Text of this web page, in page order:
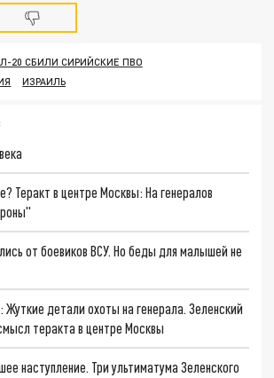
20 СБИЛИ СИРИЙСКИЕ ПВО
ИЗРАИЛЬ
Теракт в центре Москвы: На генералов
от боевиков ВСУ. Но беды для малышей не
детали охоты на генерала. Зеленский
теракта в центре Москвы
наступление. Три ультиматума Зеленского